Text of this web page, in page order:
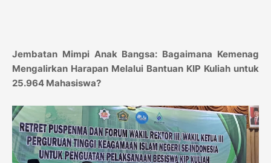
Jembatan Mimpi Anak Bangsa: Bagaimana Kemenag
Mengalirkan Harapan Melalui Bantuan KIP Kuliah untuk
25.964 Mahasiswa?